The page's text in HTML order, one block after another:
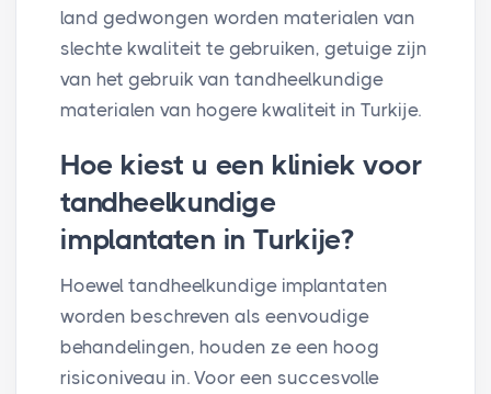
land gedwongen worden materialen van
slechte kwaliteit te gebruiken, getuige zijn
van het gebruik van tandheelkundige
materialen van hogere kwaliteit in Turkije.
Hoe kiest u een kliniek voor
tandheelkundige
implantaten in Turkije?
Hoewel tandheelkundige implantaten
worden beschreven als eenvoudige
behandelingen, houden ze een hoog
risiconiveau in. Voor een succesvolle